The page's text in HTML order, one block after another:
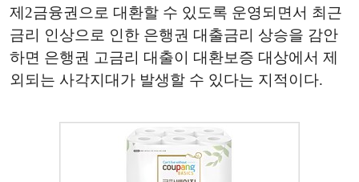
제2금융권으로 대환할 수 있도록 운영되면서 최근
금리 인상으로 인한 은행권 대출금리 상승을 감안
하면 은행권 고금리 대출이 대환보증 대상에서 제
외되는 사각지대가 발생할 수 있다는 지적이다.